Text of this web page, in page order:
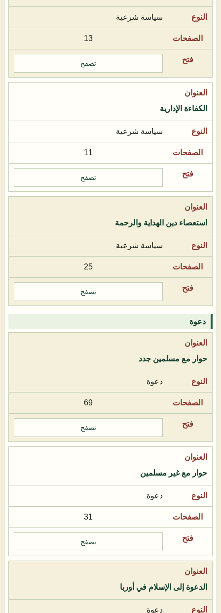
سياسة شرعية
13
تصفح
الكفاءة الإدارية
سياسة شرعية
11
تصفح
استعصاء دين الهداية والرحمة
سياسة شرعية
25
تصفح
دعوة
حوار مع مسلمين جدد
دعوة
69
تصفح
حوار مع غير مسلمين
دعوة
31
تصفح
الدعوة إلى الإسلام في أوربا
دعوة